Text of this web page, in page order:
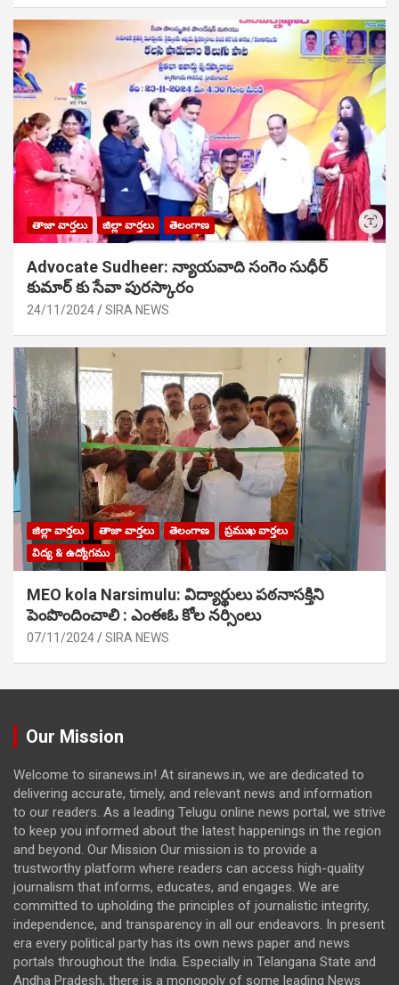
తాజా వార్తలు జిల్లా వార్తలు తెలంగాణ
Advocate Sudheer: న్యాయవాది సంగెం సుధీర్
కుమార్ కు సేవా పురస్కారం
24/11/2024 SIRA NEWS
జిల్లా వార్తలు తాజా వార్తలు తెలంగాణ
ప్రముఖ వార్తలు
విద్య & ఉద్యోగము
MEO kola Narsimulu: విద్యార్థులు పఠ‌నాసక్తిని
పెంపొందించాలి : ఎంఈఓ కోల నర్సింలు
07/11/2024 SIRA NEWS
Our Mission
Welcome to siranews.in! At siranews.in, we are dedicated to
delivering accurate, timely, and relevant news and information
to our readers. As a leading Telugu online news portal, we strive
to keep you informed about the latest happenings in the region
and beyond. Our Mission Our mission is to provide a
trustworthy platform where readers can access high-quality
journalism that informs, educates, and engages. We are
committed to upholding the principles of journalistic integrity,
independence, and transparency in all our endeavors. In present
era every political party has its own news paper and news
portals throughout the India. Especially in Telangana State and
Andha Pradesh, there is a monopoly of some leading News